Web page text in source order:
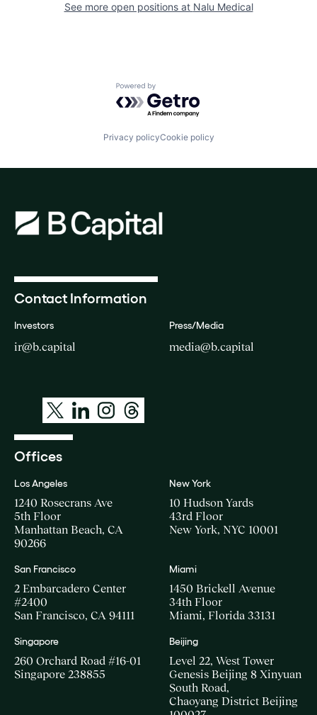
See more open positions at Nalu Medical
Powered by Getro.com
Privacy policyCookie policy
Contact Information
Investors
ir@b.capital
Press/Media
media@b.capital
Offices
Los Angeles
1240 Rosecrans Ave
5th Floor
Manhattan Beach, CA
90266
New York
10 Hudson Yards
43rd Floor
New York, NYC 10001
San Francisco
2 Embarcadero Center
#2400
San Francisco, CA 94111
Miami
1450 Brickell Avenue
34th Floor
Miami, Florida 33131
Singapore
260 Orchard Road #16-01
Singapore 238855
Beijing
Level 22, West Tower
Genesis Beijing 8 Xinyuan
South Road,
Chaoyang District Beijing